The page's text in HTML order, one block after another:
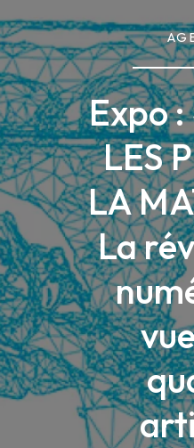
Expo :
LES
LA
La